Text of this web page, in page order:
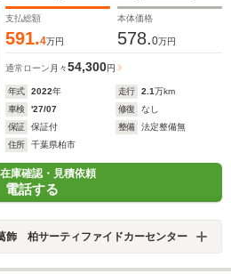
支払総額
591.4万円
本体価格
578.0万円
通常ローン 月々54,300円
年式 2022年 走行 2.1万km
車検
'27/07 修復
なし
保証
保証付 整備
法定整備無
住所
千葉県柏市
庫確認・見積依頼
電話する
飾 柏サーティファイドカーセンター